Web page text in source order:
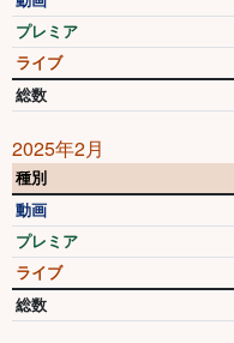
プレミア
ライブ
総数
2025年2月
種別
動画
プレミア
ライブ
総数